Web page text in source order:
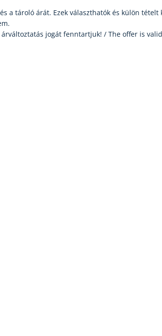
a tároló árát. Ezek választhatók és külön
jogát fenntartjuk! / The offer is